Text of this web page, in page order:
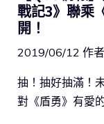
戰記3》聯乘
開！
2019/06/12 作
抽！抽好抽滿！
對《盾勇》有愛